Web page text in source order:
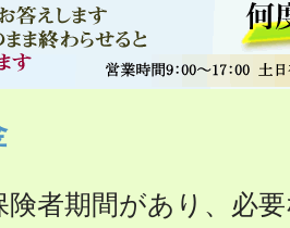
険者期間があり、必